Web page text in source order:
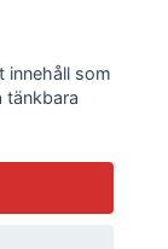
innehåll som
tänkbara